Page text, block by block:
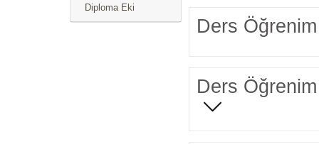
Diploma Eki
Ders Öğrenim
Ders Öğrenim